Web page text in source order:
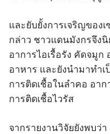
และยับยั้งการเจริญของ
กล่าว ชาวแดนมังกรจึง
อาการไอเรื้อรัง คัดจมูก
อาหาร และยังนำมาทำเ
การติดเชื้อในลำคอ อาก
การติดเชื้อไวรัส
จากรายงานวิจัยยังพบว่